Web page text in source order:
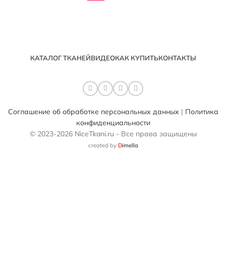
КАТАЛОГ ТКАНЕЙВИДЕОКАК КУПИТЬКОНТАКТЫ
Соглашение об обработке персональных данных | Политика
конфиденциальности
© 2023-2026 NiceTkani.ru - Все права защищены
created by Dimella